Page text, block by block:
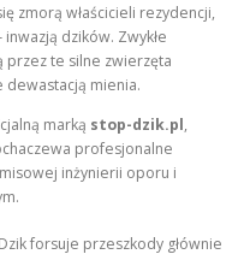
zmorą właścicieli rezydencji,
dzików. Zwykłe
przez te silne zwierzęta
dewastacją mienia.
marką stop-dzik.pl,
profesjonalne
inżynierii oporu i
Dzik forsuje przeszkody głównie